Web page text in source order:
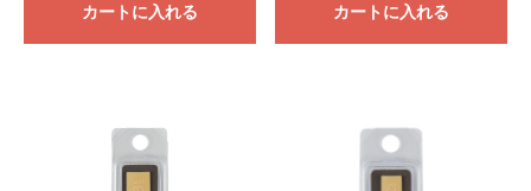
カートに入れる カートに入れる